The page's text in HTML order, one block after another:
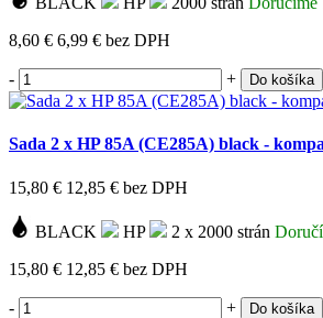
8,60 € 6,99 € bez DPH
- + Do košíka
Sada 2 x HP 85A (CE285A) black -
15,80 € 12,85 € bez DPH
BLACK HP 2 x 2000 strán
15,80 € 12,85 € bez DPH
- + Do košíka